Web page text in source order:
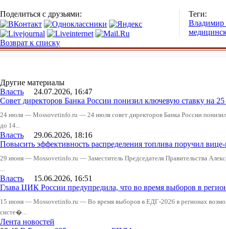
Поделиться с друзьями:
Теги:
Владимир
Возврат к списку
Другие материалы
Власть 24.07.2026, 16:47
Совет директоров Банка России понизил ключевую ставку на
24 июля — Mossovetinfo.ru — 24 июля совет директоров Банка России
до 14...
Власть 29.06.2026, 18:16
Повысить эффективность распределения топлива поручил
29 июня — Mossovetinfo.ru — Заместитель Председателя Правительства
...
Власть 15.06.2026, 16:51
Глава ЦИК России предупредила, что во время выборов в
15 июня — Mossovetinfo.ru — Во время выборов в ЕДГ-2026 в регионах
систе�...
Лента новостей